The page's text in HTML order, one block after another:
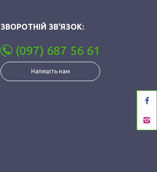
ЗВОРОТНІЙ ЗВ'ЯЗОК:
(097) 687 56 61
Напишіть нам